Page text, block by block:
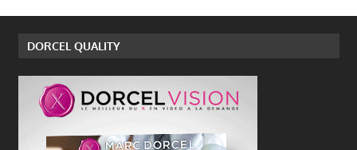
DORCEL QUALITY